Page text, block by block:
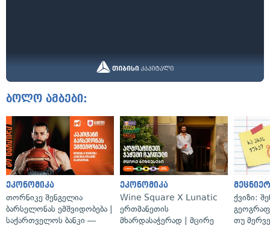
ბოლო ამბები:
ეკონომიკა
თორნიკე შენგელია
ბარსელონას ემშვიდობება |
საქართველოს ბანკი —
ეკონომიკა
Wine Square X Lunatic
ერთმანეთის
მხარდასაჭერად | მცირე
ქვიზი:
თუ